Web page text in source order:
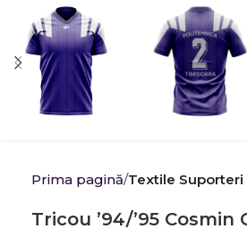
Prima pagină Textile Suporteri
Tricou ’94/’95 Cosmin